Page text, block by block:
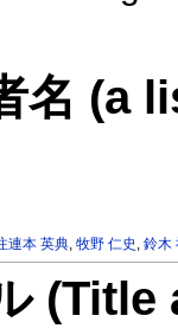
名 (a
連本 英典,牧野 仁史 ,鈴木